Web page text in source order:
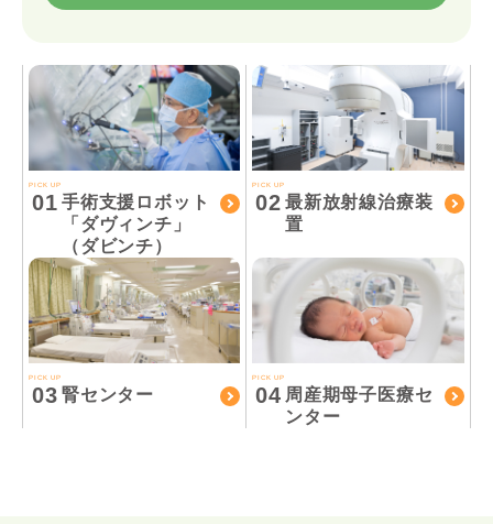
PICK UP
01 手術支援ロボット
「ダヴィンチ」
（ダビンチ）
PICK UP
02 最新放射線治療装
置
PICK UP
03 腎センター
PICK UP
04 周産期母子医療セ
ンター